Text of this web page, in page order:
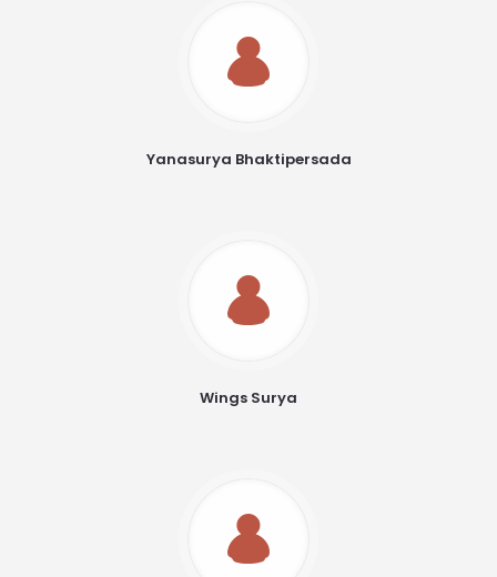
Yanasurya Bhaktipersada
Wings Surya